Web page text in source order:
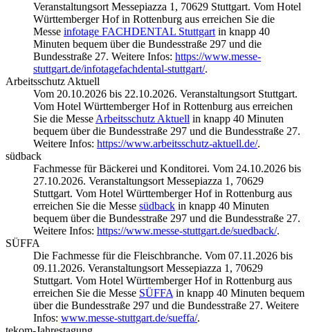
Veranstaltungsort Messepiazza 1, 70629 Stuttgart. Vom Hotel
Württemberger Hof in Rottenburg aus erreichen Sie die
Messe infotage FACHDENTAL Stuttgart in knapp 40
Minuten bequem über die Bundesstraße 297 und die
Bundesstraße 27. Weitere Infos: https://www.messe-
stuttgart.de/infotagefachdental-stuttgart/.
Arbeitsschutz Aktuell
Vom 20.10.2026 bis 22.10.2026. Veranstaltungsort Stuttgart.
Vom Hotel Württemberger Hof in Rottenburg aus erreichen
Sie die Messe Arbeitsschutz Aktuell in knapp 40 Minuten
bequem über die Bundesstraße 297 und die Bundesstraße 27.
Weitere Infos: https://www.arbeitsschutz-aktuell.de/.
südback
Fachmesse für Bäckerei und Konditorei. Vom 24.10.2026 bis
27.10.2026. Veranstaltungsort Messepiazza 1, 70629
Stuttgart. Vom Hotel Württemberger Hof in Rottenburg aus
erreichen Sie die Messe südback in knapp 40 Minuten
bequem über die Bundesstraße 297 und die Bundesstraße 27.
Weitere Infos: https://www.messe-stuttgart.de/suedback/.
SÜFFA
Die Fachmesse für die Fleischbranche. Vom 07.11.2026 bis
09.11.2026. Veranstaltungsort Messepiazza 1, 70629
Stuttgart. Vom Hotel Württemberger Hof in Rottenburg aus
erreichen Sie die Messe SÜFFA in knapp 40 Minuten bequem
über die Bundesstraße 297 und die Bundesstraße 27. Weitere
Infos: www.messe-stuttgart.de/sueffa/.